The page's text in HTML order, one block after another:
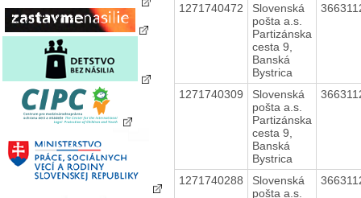
1271740472
Slovenská
pošta a.s.
Partizánska
cesta 9,
Banská
Bystrica
1271740309
Slovenská
pošta a.s.
Partizánska
cesta 9,
Banská
Bystrica
1271740288
Slovenská
pošta a.s.